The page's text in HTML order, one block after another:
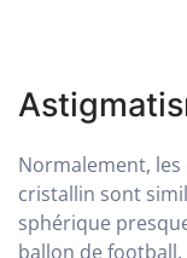
Normalement,
cristallin sont
sphérique
ballon de football.